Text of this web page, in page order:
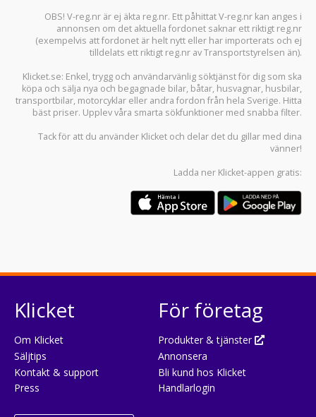
OBS! V-reg.nr är ej äkta reg.nr. Ett påhittat V-reg.nr kan anges i
annonsen om det aktuella fordonet saknar ett riktigt reg.nr
(exempelvis att fordonet är helt nytt eller har importerats och ej
tilldelats ett riktigt reg.nr av Transportstyrelsen än).
Klicket.se: Enkel, trygg och användarvänlig söktjänst för dig som ska
köpa och sälja nya och begagnade bilar, båtar, husvagnar, husbilar,
transportbilar, motorcyklar eller andra fordon från hela Sverige. Hitta
bäst priser. Upplev våra smarta sökfunktioner med snabba filter.
Tack för att du använder Klicket och delar det du gillar med dina
vänner!
Ladda ner Klicket-appen gratis:
Klicket
Om Klicket
Säljtips
Kontakt & support
Press
För företag
Produkter & tjänster
Annonsera
Bli kund hos Klicket
Handlarlogin